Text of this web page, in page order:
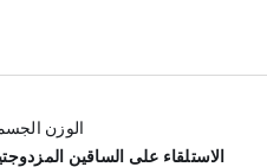
الوزن
الاستلقاء على الساقين